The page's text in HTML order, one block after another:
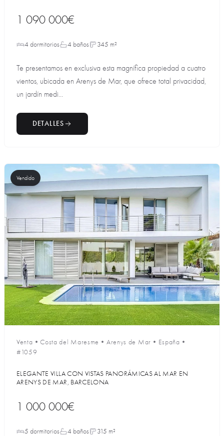
1 090 000€
4 dormitorios 4 baños 345 m²
Te presentamos en exclusiva esta magnífica propiedad a cuatro
vientos, ubicada en Arenys de Mar, que ofrece total privacidad,
un jardín medi...
DETALLES
Vendido
Venta •Costa del Maresme • Arenys de Mar • España •
#1059
ELEGANTE VILLA CON VISTAS PANORÁMICAS AL MAR EN
ARENYS DE MAR, BARCELONA
1 000 000€
5 dormitorios 4 baños 315 m²